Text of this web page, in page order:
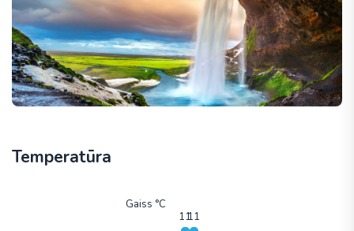
Temperatūra
Gaiss °C